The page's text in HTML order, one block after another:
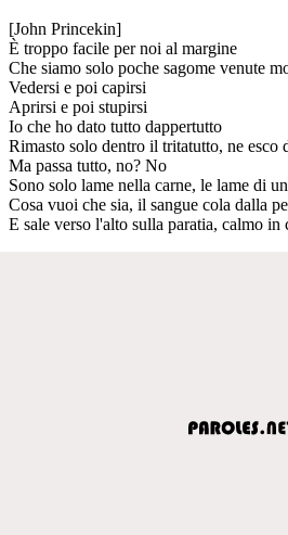
[John Princekin]
È troppo facile per noi al margine
Che siamo solo poche sagome venute
Vedersi e poi capirsi
Aprirsi e poi stupirsi
Io che ho dato tutto dappertutto
Rimasto solo dentro il tritatutto, ne esco
Ma passa tutto, no? No
Sono solo lame nella carne, le lame di
Cosa vuoi che sia, il sangue cola dalla
E sale verso l'alto sulla paratia, calmo in